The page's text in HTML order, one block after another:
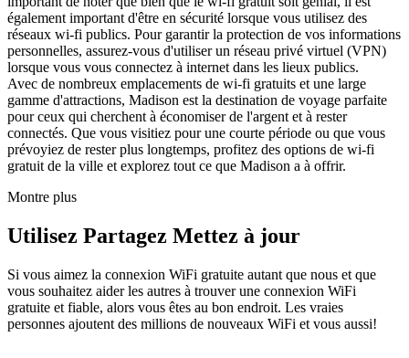
également important d'être en sécurité lorsque vous utilisez des
réseaux wi-fi publics. Pour garantir la protection de vos informations
personnelles, assurez-vous d'utiliser un réseau privé virtuel (VPN)
lorsque vous vous connectez à internet dans les lieux publics.
Avec de nombreux emplacements de wi-fi gratuits et une large
gamme d'attractions, Madison est la destination de voyage parfaite
pour ceux qui cherchent à économiser de l'argent et à rester
connectés. Que vous visitiez pour une courte période ou que vous
prévoyiez de rester plus longtemps, profitez des options de wi-fi
gratuit de la ville et explorez tout ce que Madison a à offrir.
Montre plus
Utilisez Partagez Mettez à jour
Si vous aimez la connexion WiFi gratuite autant que nous et que
vous souhaitez aider les autres à trouver une connexion WiFi
gratuite et fiable, alors vous êtes au bon endroit. Les vraies
personnes ajoutent des millions de nouveaux WiFi et vous aussi!